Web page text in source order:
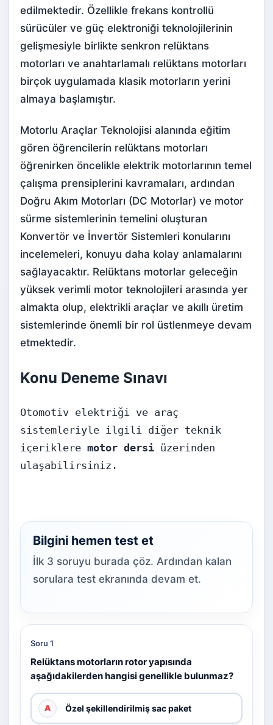
edilmektedir. Özellikle frekans kontrollü
sürücüler ve güç elektroniği teknolojilerinin
gelişmesiyle birlikte senkron relüktans
motorları ve anahtarlamalı relüktans motorları
birçok uygulamada klasik motorların yerini
almaya başlamıştır.
Motorlu Araçlar Teknolojisi alanında eğitim
gören öğrencilerin relüktans motorları
öğrenirken öncelikle elektrik motorlarının temel
çalışma prensiplerini kavramaları, ardından
Doğru Akım Motorları (DC Motorlar) ve motor
sürme sistemlerinin temelini oluşturan
Konvertör ve İnvertör Sistemleri konularını
incelemeleri, konuyu daha kolay anlamalarını
sağlayacaktır. Relüktans motorlar geleceğin
yüksek verimli motor teknolojileri arasında yer
almakta olup, elektrikli araçlar ve akıllı üretim
sistemlerinde önemli bir rol üstlenmeye devam
etmektedir.
Konu Deneme Sınavı
Otomotiv elektriği ve araç
sistemleriyle ilgili diğer teknik
içeriklere motor dersi üzerinden
ulaşabilirsiniz.
Bilgini hemen test et
İlk 3 soruyu burada çöz. Ardından kalan
sorulara test ekranında devam et.
Soru 1
Relüktans motorların rotor yapısında
aşağıdakilerden hangisi genellikle bulunmaz?
A Özel şekillendirilmiş sac paket